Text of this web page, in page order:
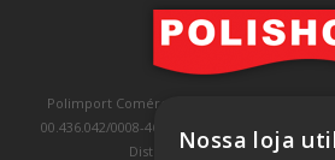
Polimport Comércio e Exportação LTDA,
00.436.042/0008-46, IE 407.458.707.103, com
Distrito Industrial, Jundiaí/SP,
Nossa loja